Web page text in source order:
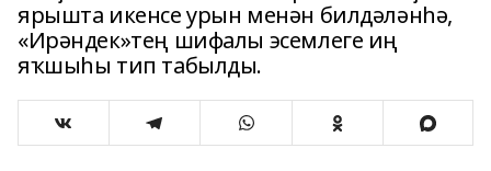
ярышта икенсе урын менән билдәләнһә,
«Ирәндек»тең шифалы эсемлеге иң
яҡшыһы тип табылды.